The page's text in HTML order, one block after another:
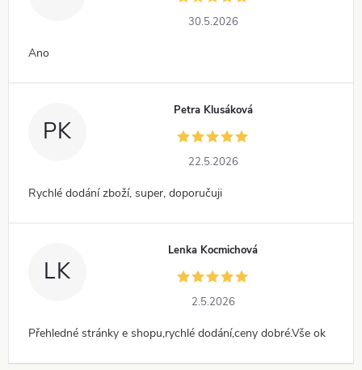
30.5.2026
Ano
PK
Petra Klusáková
22.5.2026
Rychlé dodání zboží, super, doporučuji
LK
Lenka Kocmichová
2.5.2026
Přehledné stránky e shopu,rychlé dodání,ceny dobré.Vše ok